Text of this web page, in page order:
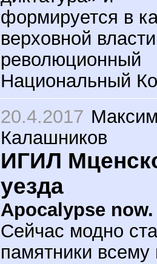
формируется в
верховной власти
революционный
Национальный
20.4.2017
Калашников
ИГИЛ
уезда
Apocalypse now.
Сейчас модно
памятники всему